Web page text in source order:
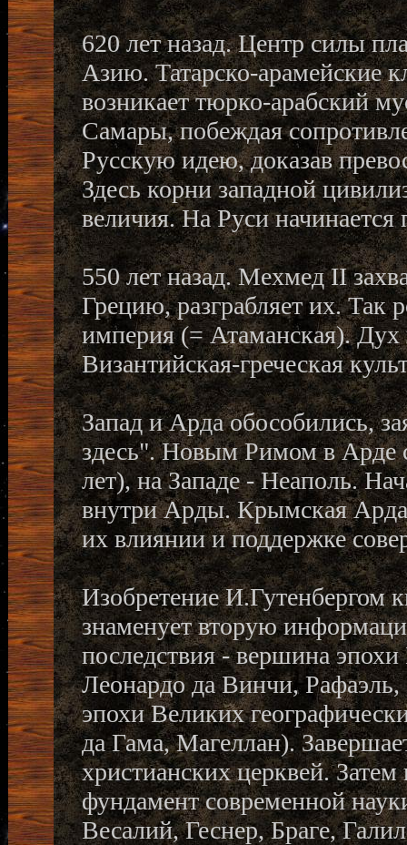
620 лет назад. Центр силы
Азию. Татарско-арамейские
возникает тюрко-арабский
Самары, побеждая
Русскую идею, доказав
Здесь корни западной
величия. На Руси начинается
550 лет назад. Мехмед II
Грецию, разграбляет их. Так
империя (= Атаманская).
Византийская-греческая
Запад и Арда обособились,
здесь". Новым Римом в Арде
лет), на Западе - Неаполь.
внутри Арды. Крымская
их влиянии и поддержке
Изобретение И.Гутенбергом
знаменует вторую
последствия - вершина
Леонардо да Винчи,
эпохи Великих
да Гама, Магеллан).
христианских церквей. Затем
фундамент современной
Весалий, Геснер, Браге,